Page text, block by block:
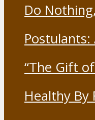
Do
“The Gift
Healthy By